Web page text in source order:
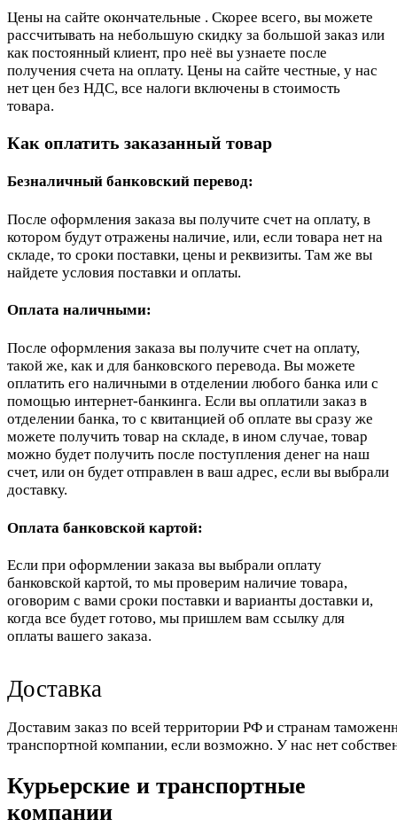
Цены на сайте окончательные . Скорее всего, вы можете
рассчитывать на небольшую скидку за большой заказ или
как постоянный клиент, про неё вы узнаете после
получения счета на оплату. Цены на сайте честные, у нас
нет цен без НДС, все налоги включены в стоимость
товара.
Как оплатить заказанный товар
Безналичный банковский перевод:
После оформления заказа вы получите счет на оплату, в
котором будут отражены наличие, или, если товара нет на
складе, то сроки поставки, цены и реквизиты. Там же вы
найдете условия поставки и оплаты.
Оплата наличными:
После оформления заказа вы получите счет на оплату,
такой же, как и для банковского перевода. Вы можете
оплатить его наличными в отделении любого банка или с
помощью интернет-банкинга. Если вы оплатили заказ в
отделении банка, то с квитанцией об оплате вы сразу же
можете получить товар на складе, в ином случае, товар
можно будет получить после поступления денег на наш
счет, или он будет отправлен в ваш адрес, если вы выбрали
доставку.
Оплата банковской картой:
Если при оформлении заказа вы выбрали оплату
банковской картой, то мы проверим наличие товара,
оговорим с вами сроки поставки и варианты доставки и,
когда все будет готово, мы пришлем вам ссылку для
оплаты вашего заказа.
Доставка
Доставим заказ по всей территории РФ и странам
транспортной компании, если возможно. У нас нет
Курьерские и транспортные
компании